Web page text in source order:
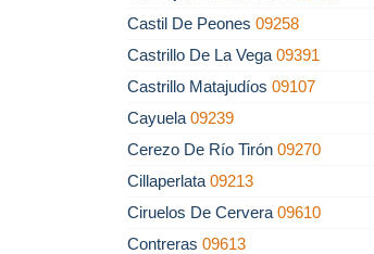
Castil De Peones 09258
Castrillo De La Vega 09391
Castrillo Matajudíos 09107
Cayuela 09239
Cerezo De Río Tirón 09270
Cillaperlata 09213
Ciruelos De Cervera 09610
Contreras 09613